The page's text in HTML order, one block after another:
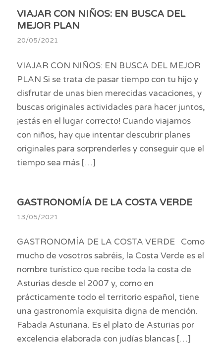
VIAJAR CON NIÑOS: EN BUSCA DEL
MEJOR PLAN
20/05/2021
VIAJAR CON NIÑOS: EN BUSCA DEL MEJOR
PLAN Si se trata de pasar tiempo con tu hijo y
disfrutar de unas bien merecidas vacaciones, y
buscas originales actividades para hacer juntos,
¡estás en el lugar correcto! Cuando viajamos
con niños, hay que intentar descubrir planes
originales para sorprenderles y conseguir que el
tiempo sea más […]
GASTRONOMÍA DE LA COSTA VERDE
13/05/2021
GASTRONOMÍA DE LA COSTA VERDE Como
mucho de vosotros sabréis, la Costa Verde es el
nombre turístico que recibe toda la costa de
Asturias desde el 2007 y, como en
prácticamente todo el territorio español, tiene
una gastronomía exquisita digna de mención.
Fabada Asturiana. Es el plato de Asturias por
excelencia elaborada con judías blancas […]